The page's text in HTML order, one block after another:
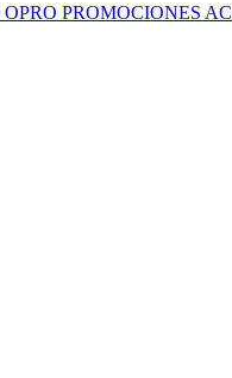
OPRO PROMOCIONES